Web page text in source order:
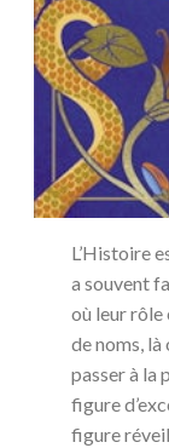
L’Histoire
a souvent
où leur rôle
de noms, là
passer à la
figure
figure